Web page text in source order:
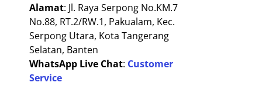
Alamat: Jl. Raya Serpong No.KM.7
No.88, RT.2/RW.1, Pakualam, Kec.
Serpong Utara, Kota Tangerang
Selatan, Banten
WhatsApp Live Chat: Customer
Service